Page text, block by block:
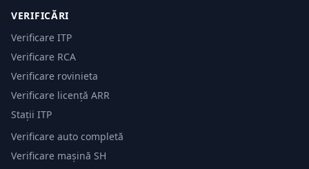
VERIFICĂRI
Verificare ITP
Verificare RCA
Verificare rovinieta
Verificare licență ARR
Stații ITP
Verificare auto completă
Verificare mașină SH